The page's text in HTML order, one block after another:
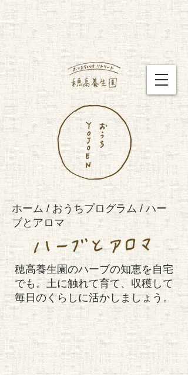
ホーム / おうちプログラム / ハー
ブとアロマ
穂高養生園のハーブの知恵を自宅
でも。土に触れて育て、収穫して
毎日の​くらしに活かしましょう。